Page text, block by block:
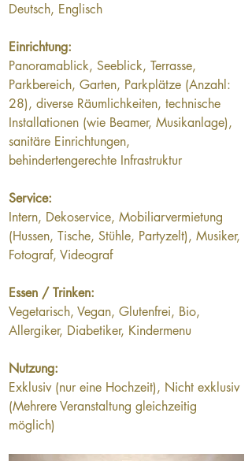
Deutsch, Englisch
Einrichtung:
Panoramablick, Seeblick, Terrasse,
Parkbereich, Garten, Parkplätze (Anzahl:
28), diverse Räumlichkeiten, technische
Installationen (wie Beamer, Musikanlage),
sanitäre Einrichtungen,
behindertengerechte Infrastruktur
Service:
Intern, Dekoservice, Mobiliarvermietung
(Hussen, Tische, Stühle, Partyzelt), Musiker,
Fotograf, Videograf
Essen / Trinken:
Vegetarisch, Vegan, Glutenfrei, Bio,
Allergiker, Diabetiker, Kindermenu
Nutzung:
Exklusiv (nur eine Hochzeit), Nicht exklusiv
(Mehrere Veranstaltung gleichzeitig
möglich)